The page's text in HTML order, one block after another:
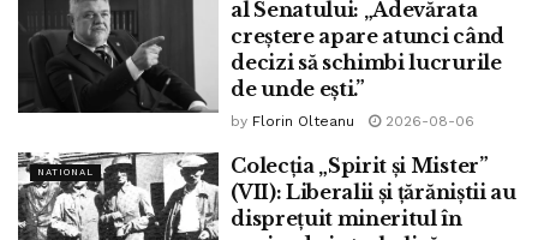
al Senatului: „Adevărata
creștere apare atunci când
decizi să schimbi lucrurile
de unde ești.”
by Florin Olteanu 2026-08-06
NATIONAL
Colecția „Spirit și Mister”
(VII): Liberalii și țărăniștii au
disprețuit mineritul în